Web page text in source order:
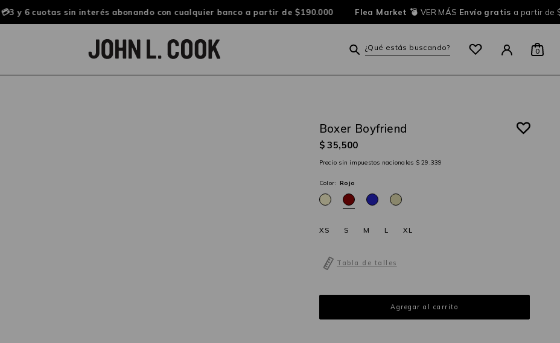
💳3 y 6 cuotas sin interés abonando con cualquier banco a partir de $190.000 Flea Market 💣VER MÁSEnvío gratisa partir de
¿Qué estás buscando? 0
Boxer Boyfriend
$ 35,500
Precio sin impuestos nacionales $ 29,339
Color: Rojo
XS S M L XL
Tabla de talles